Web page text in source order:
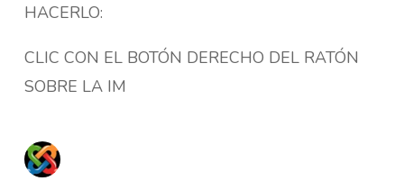
HACERLO:
CLIC CON EL BOTÓN DERECHO DEL RATÓN
SOBRE LA IM